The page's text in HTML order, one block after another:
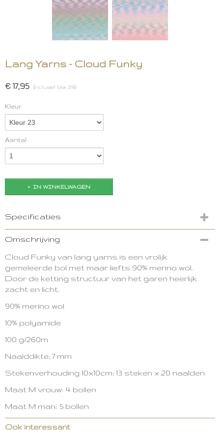
Lang Yarns - Cloud Funky
€ 17,95 (inclusief btw 21%)
Kleur
Aantal
IN WINKELWAGEN
Specificaties
Omschrijving
Cloud Funky van lang yarns is een vrolijk
gemeleerde bol met maar liefts 90% merino wol.
Door de ketting structuur van het garen heerlijk
zacht en licht.
90% merino wol
10% polyamide
100 g/260m
Naalddikte; 7 mm
Stekenverhouding 10x10cm; 13 steken x 20 naalden
Maat M vrouw: 4 bollen
Maat M man: 5 bollen
Ook interessant